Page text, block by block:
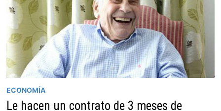
ECONOMÍA
Le hacen un contrato de 3 meses de